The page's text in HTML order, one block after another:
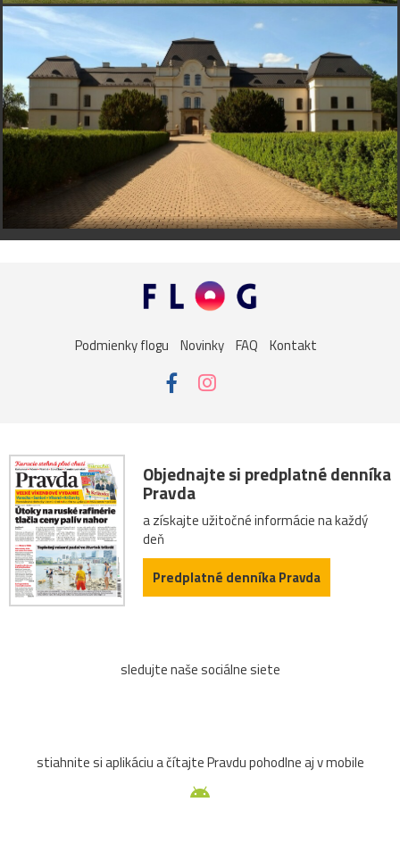
Podmienky flogu Novinky FAQ Kontakt
Objednajte si predplatné denníka
Pravda
a získajte užitočné informácie na každý
deň
Predplatné denníka Pravda
sledujte naše sociálne siete
stiahnite si aplikáciu a čítajte Pravdu pohodlne aj v mobile